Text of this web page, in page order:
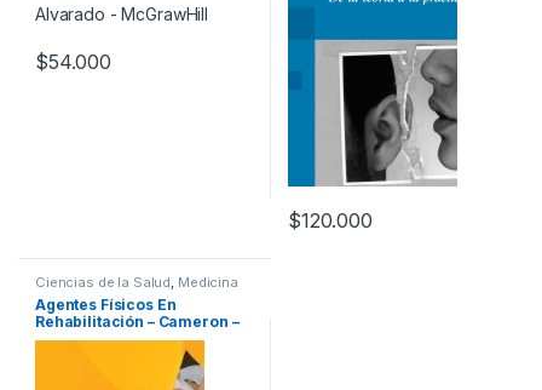
$54.000
$120.000
Ciencias de la Salud Medicina
Agentes Físicos En
Rehabilitación – Cameron –
Elsevier